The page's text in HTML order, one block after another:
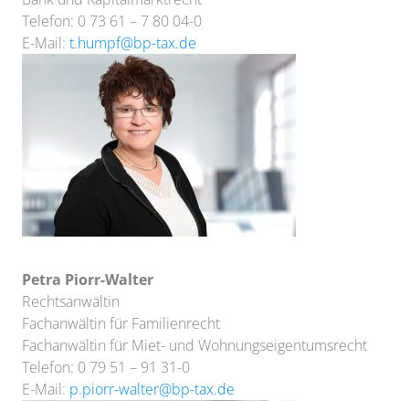
Telefon: 0 73 61 – 7 80 04-0
E-Mail: t.humpf@bp-tax.de
Petra Piorr-Walter
Rechtsanwältin
Fachanwältin für Familienrecht
Fachanwältin für Miet- und Wohnungseigentumsrecht
Telefon: 0 79 51 – 91 31-0
E-Mail: p.piorr-walter@bp-tax.de